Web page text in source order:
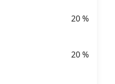
20%
20%